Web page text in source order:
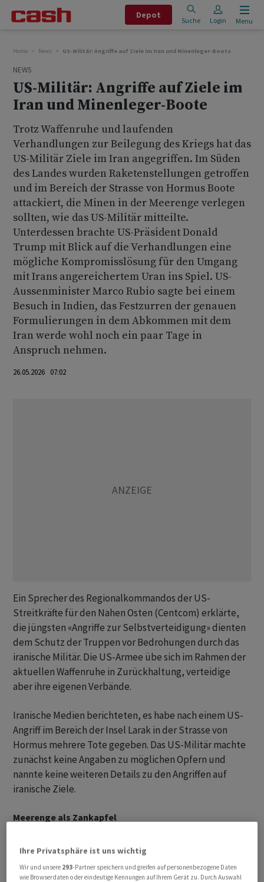
Depot
Suche Login Menu
Home News US-Militär: Angriffe auf Ziele im Iran und Minenleger-Boote
NEWS
US-Militär: Angriffe auf Ziele im
Iran und Minenleger-Boote
Trotz Waffenruhe und laufenden
Verhandlungen zur Beilegung des Kriegs hat das
US-Militär Ziele im Iran angegriffen. Im Süden
des Landes wurden Raketenstellungen getroffen
und im Bereich der Strasse von Hormus Boote
attackiert, die Minen in der Meerenge verlegen
sollten, wie das US-Militär mitteilte.
Unterdessen brachte US-Präsident Donald
Trump mit Blick auf die Verhandlungen eine
mögliche Kompromisslösung für den Umgang
mit Irans angereichertem Uran ins Spiel. US-
Aussenminister Marco Rubio sagte bei einem
Besuch in Indien, das Festzurren der genauen
Formulierungen in dem Abkommen mit dem
Iran werde wohl noch ein paar Tage in
Anspruch nehmen.
26.05.2026 07:02
Ein Sprecher des Regionalkommandos der US-
Streitkräfte für den Nahen Osten (Centcom) erklärte,
die jüngsten «Angriffe zur Selbstverteidigung» dienten
dem Schutz der Truppen vor Bedrohungen durch das
iranische Militär. Die US-Armee übe sich im Rahmen der
aktuellen Waffenruhe in Zurückhaltung, verteidige
aber ihre eigenen Verbände.
Iranische Medien berichteten, es habe nach einem US-
Angriff im Bereich der Insel Larak in der Strasse von
Hormus mehrere Tote gegeben. Das US-Militär machte
zunächst keine Angaben zu möglichen Opfern und
nannte keine weiteren Details zu den Angriffen auf
iranische Ziele.
Meerenge als Zankapfel
Obwohl die Waffenruhe im Iran-Krieg weitestgehend
mehrere gegenseitige Angriffe gegeben. Anfang Mai
Ihre Privatsphäre ist uns wichtig
Wir und unsere 293-Partner speichern und greifen auf personenbezogene Daten
wie Browserdaten oder eindeutige Kennungen auf Ihrem Gerät zu. Durch Auswahl